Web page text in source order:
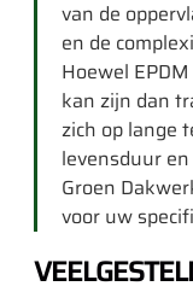
van de
en de
Hoewel
kan zijn dan
zich op lange
levensduur
Groen
voor uw